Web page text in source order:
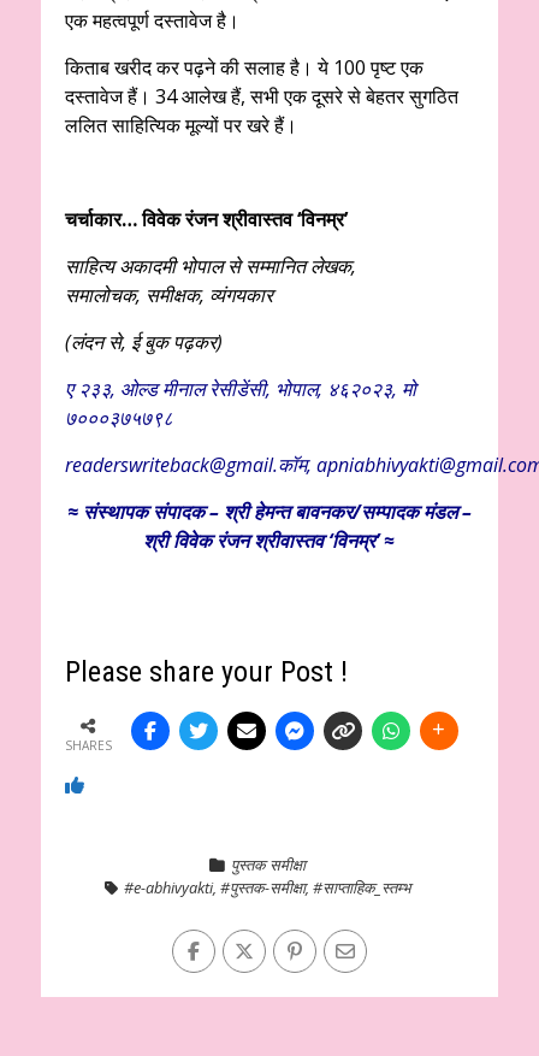
एक महत्वपूर्ण दस्तावेज है।
किताब खरीद कर पढ़ने की सलाह है। ये 100 पृष्ट एक
दस्तावेज हैं। 34 आलेख हैं, सभी एक दूसरे से बेहतर सुगठित
ललित साहित्यिक मूल्यों पर खरे हैं।
चर्चाकार… विवेक रंजन श्रीवास्तव ‘विनम्र’
साहित्य अकादमी भोपाल से सम्मानित लेखक,
समालोचक, समीक्षक, व्यंगयकार
(लंदन से, ई बुक पढ़कर)
ए २३३, ओल्ड मीनाल रेसीडेंसी, भोपाल, ४६२०२३, मो
७०००३७५७९८
readerswriteback@gmail.कॉम,
≈ संस्थापकसंपादक – श्री हेमन्त बावनकर/सम्पादक मंडल –
श्री विवेक रंजन श्रीवास्तव ‘विनम्र’ ≈
Please share your Post !
SHARES
पुस्तक समीक्षा
#e-abhivyakti, #पुस्तक-समीक्षा, #साप्ताहिक_स्तम्भ